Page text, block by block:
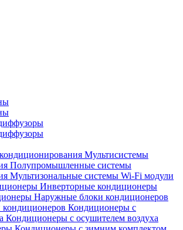
Мультисистемы
Полупромышленные системы
Мультизональные системы Wi-Fi модули
Инверторные кондиционеры
Наружные блоки кондиционеров
Кондиционеры с
Кондиционеры с осушителем воздуха